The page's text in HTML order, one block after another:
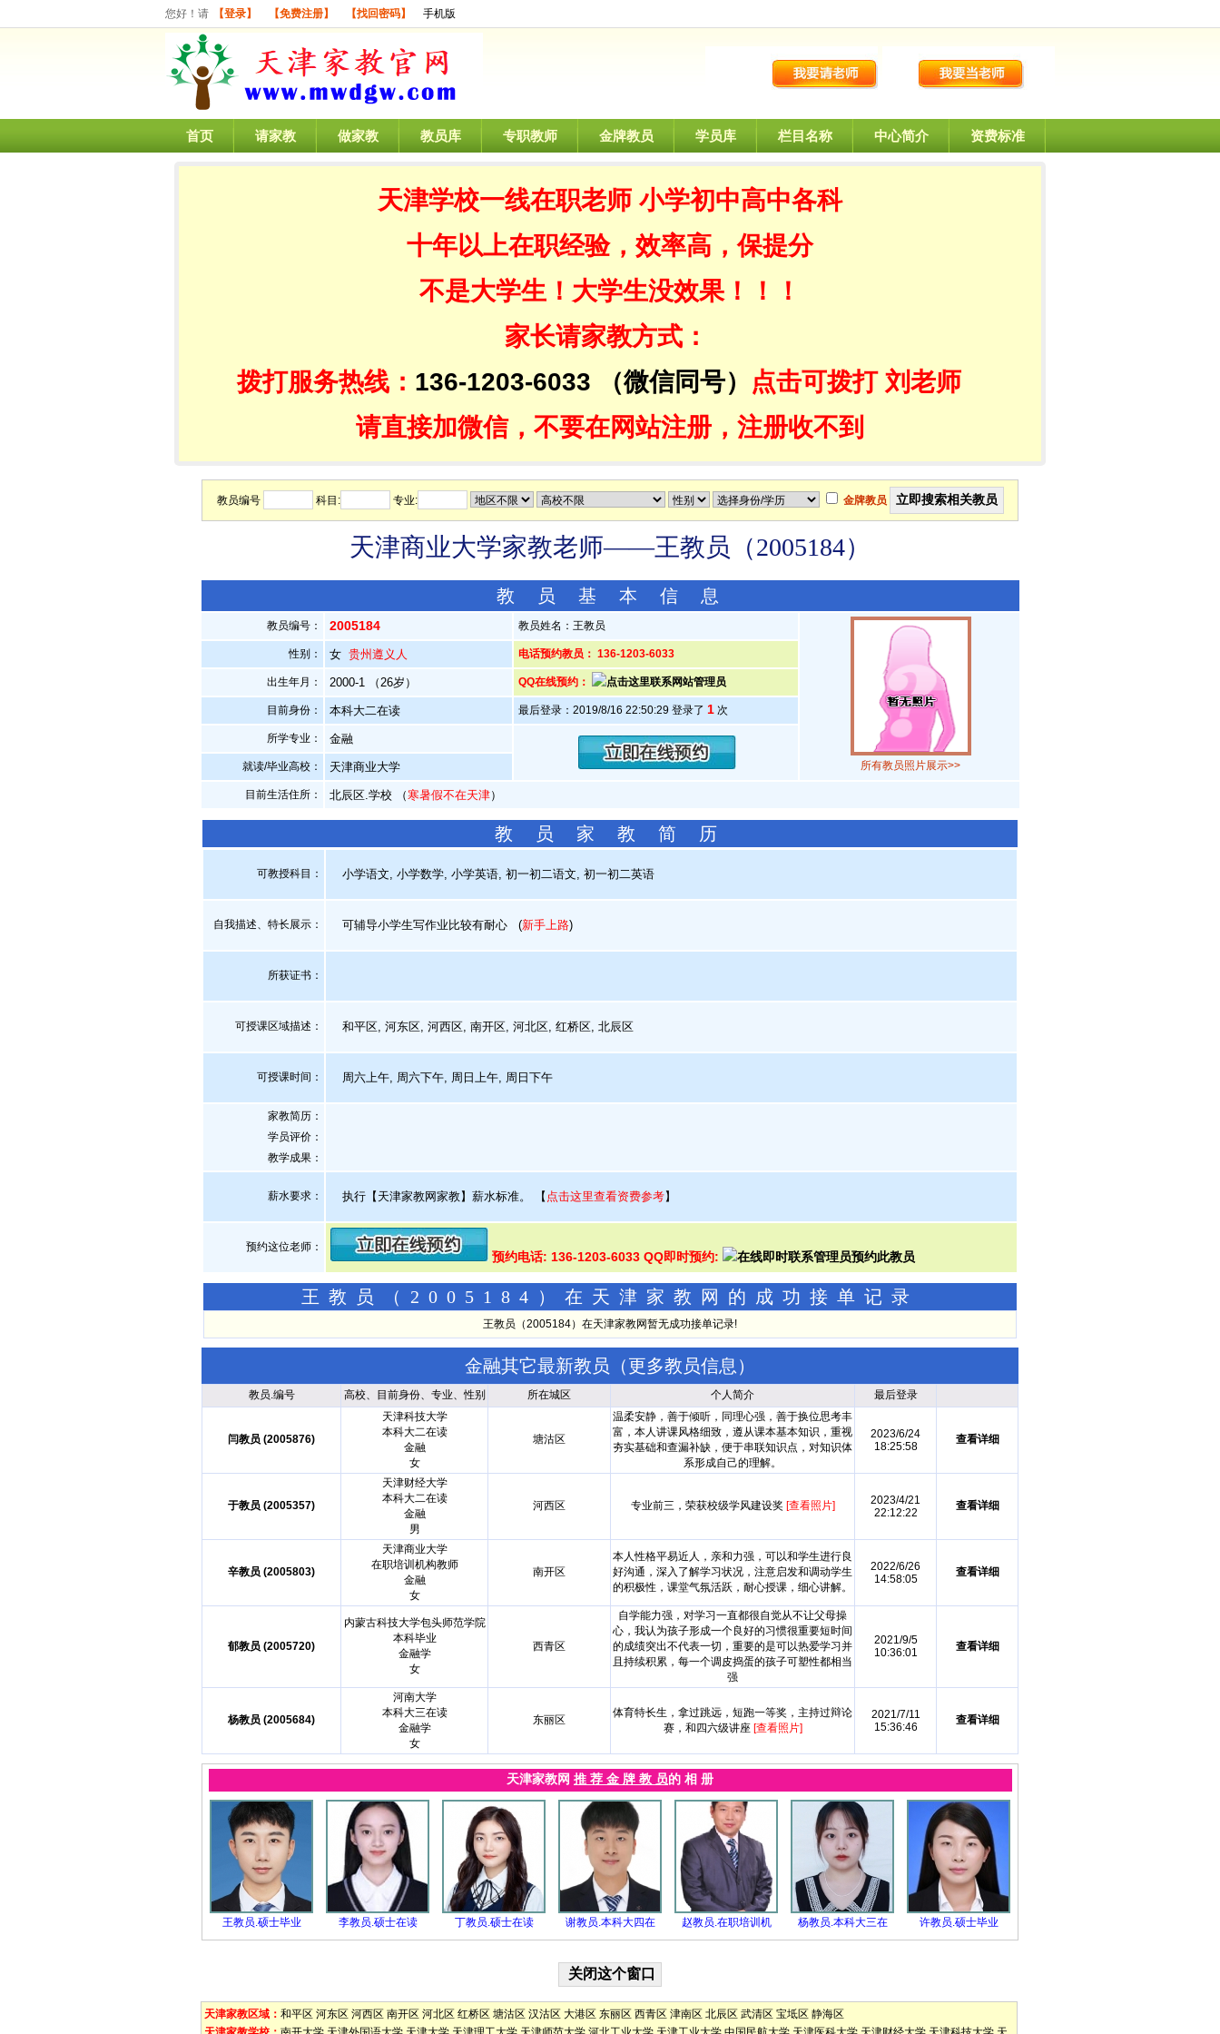
您好！请 【登录】 【免费注册】 【找回密码】 手机版
首页 请家教 做家教 教员库 专职教师 金牌教员 学员库 栏目名称 中心简介 资费标准
天津学校一线在职老师 小学初中高中各科
十年以上在职经验，效率高，保提分
不是大学生！大学生没效果！！！
家长请家教方式：
拨打服务热线： 136-1203-6033 （微信同号） 点击可拨打 刘老师
请直接加微信，不要在网站注册，注册收不到
教员编号 科目: 专业: 金牌教员
天津商业大学家教老师——王教员（2005184）
教 员 基 本 信 息
教员编号： 2005184 教员姓名：王教员
所有教员照片展示>>
性别： 女 贵州遵义人 电话预约教员： 136-1203-6033
出生年月： 2000-1 （26岁） QQ在线预约：
目前身份： 本科大二在读 最后登录：2019/8/16 22:50:29 登录了 1次
所学专业： 金融
就读/毕业高校： 天津商业大学
目前生活住所： 北辰区.学校 （寒暑假不在天津）
教 员 家 教 简 历
可教授科目： 小学语文, 小学数学, 小学英语, 初一初二语文, 初一初二英语
自我描述、特长展示 ： 可辅导小学生写作业比较有耐心 (新手上路)
所获证书 ：
可授课区域描述： 和平区, 河东区, 河西区, 南开区, 河北区, 红桥区, 北辰区
可授课时间： 周六上午, 周六下午, 周日上午, 周日下午
家教简历：
学员评价：
教学成果：
薪水要求： 执行【天津家教网家教】薪水标准。 【 点击这里查看资费参考】
预约这位老师：
预约电话: 136-1203-6033 QQ即时预约:
王教员（2005184）在天津家教网的成功接单记录
王教员（2005184）在天津家教网暂无成功接单记录!
金融其它最新教员（更多教员信息 ）
教员.编号 高校、目前身份、专业、性别 所在城区 个人简介 最后登录
闫教员 (2005876)
天津科技大学
本科大二在读
金融
女
塘沽区
温柔安静，善于倾听，同理心强，善于换位思考丰
富，本人讲课风格细致，遵从课本基本知识，重视
夯实基础和查漏补缺，便于串联知识点，对知识体
系形成自己的理解。
2023/6/24
18:25:58
查看详细
于教员 (2005357)
天津财经大学
本科大二在读
金融
男
河西区 专业前三，荣获校级学风建设奖 [查看照片]
2023/4/21
22:12:22
查看详细
辛教员 (2005803)
天津商业大学
在职培训机构教师
金融
女
南开区
本人性格平易近人，亲和力强，可以和学生进行良
好沟通，深入了解学习状况，注意启发和调动学生
的积极性，课堂气氛活跃，耐心授课，细心讲解。
2022/6/26
14:58:05
查看详细
郁教员 (2005720)
内蒙古科技大学包头师范学院
本科毕业
金融学
女
西青区
自学能力强，对学习一直都很自觉从不让父母操
心，我认为孩子形成一个良好的习惯很重要短时间
的成绩突出不代表一切，重要的是可以热爱学习并
且持续积累，每一个调皮捣蛋的孩子可塑性都相当
强
2021/9/5
10:36:01
查看详细
杨教员 (2005684)
河南大学
本科大三在读
金融学
女
东丽区
体育特长生，拿过跳远，短跑一等奖，主持过辩论
赛，和四六级讲座 [查看照片]
2021/7/11
15:36:46
查看详细
天津家教网 推 荐 金 牌 教 员的 相 册
王教员.硕士毕业 李教员.硕士在读 丁教员.硕士在读 谢教员.本科大四在 赵教员.在职培训机 杨教员.本科大三在 许教员.硕士毕业
天津家教区域： 和平区 河东区 河西区 南开区 河北区 红桥区 塘沽区 汉沽区 大港区 东丽区 西青区 津南区 北辰区 武清区 宝坻区 静海区